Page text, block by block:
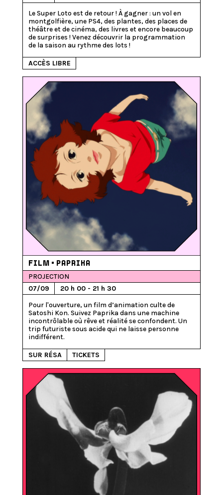
Le Super Loto est de retour ! À gagner : un vol en
montgolfière, une PS4, des plantes, des places de
théâtre et de cinéma, des livres et encore beaucoup
de surprises ! Venez découvrir la programmation
de la saison au rythme des lots !
ACCÈS LIBRE
FILM • PAPRIKA
07/09 20 h 00 - 21 h 30
SUR RÉSA
PROJECTION
Pour l'ouverture, un film d’animation culte de
Satoshi Kon. Suivez Paprika dans une machine
incontrôlable où rêve et réalité se confondent. Un
trip futuriste sous acide qui ne laisse personne
TICKETS